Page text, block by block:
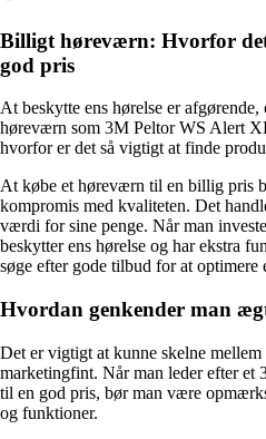
Billigt høreværn: Hvorfor
god pris
At beskytte ens hørelse er
høreværn som 3M Peltor WS Alert
hvorfor er det så vigtigt at finde
At købe et høreværn til en billig pris
kompromis med kvaliteten. Det
værdi for sine penge. Når man
beskytter ens hørelse og har ekstra
søge efter gode tilbud for at optimere
Hvordan genkender man
Det er vigtigt at kunne skelne
marketingfint. Når man leder efter
til en god pris, bør man være
og funktioner.